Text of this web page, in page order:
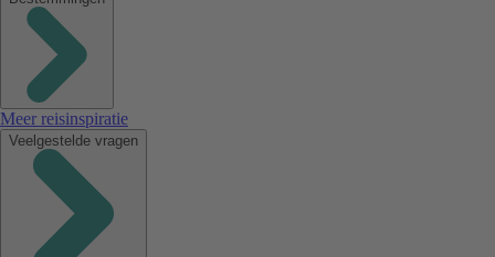
Meer reisinspiratie
Veelgestelde vragen